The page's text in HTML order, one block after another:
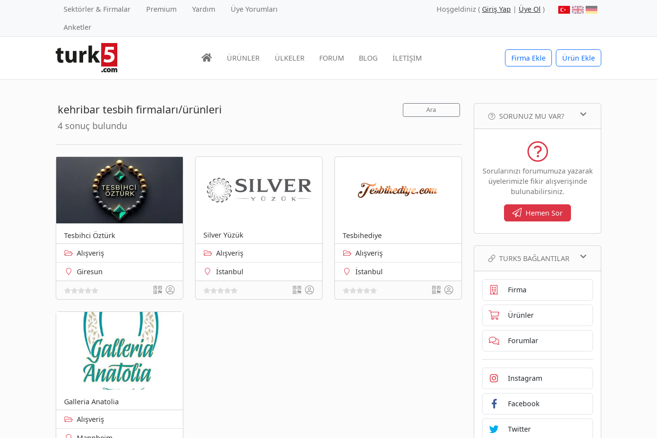
Sektörler & Firmalar Premium Yardım
Üye Yorumları
Anketler
Hoşgeldiniz ( Giriş Yap | Üye Ol )
Firma Ekle Ürün Ekle
ÜRÜNLER ÜLKELER FORUM BLOG İLETİŞİM
kehribar tesbih firmaları/ürünleri
4 sonuç bulundu
Ara
Tesbihci Öztürk
Alışveriş
Giresun
Silver Yüzük
Alışveriş
İstanbul
Tesbihediye
Alışveriş
İstanbul
Galleria Anatolia
Alışveriş
SORUNUZ MU VAR?
Sorularınızı forumumuza yazarak
üyelerimizle fikir alışverişinde
bulunabilirsiniz.
Hemen Sor
TURK5 BAĞLANTILAR
Firma
Ürünler
Forumlar
Instagram
Facebook
Twitter